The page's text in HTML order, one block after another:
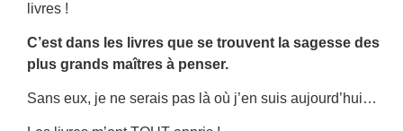
livres !
C’est dans les livres que se trouvent la sagesse des
plus grands maîtres à penser.
Sans eux, je ne serais pas là où j’en suis aujourd’hui…